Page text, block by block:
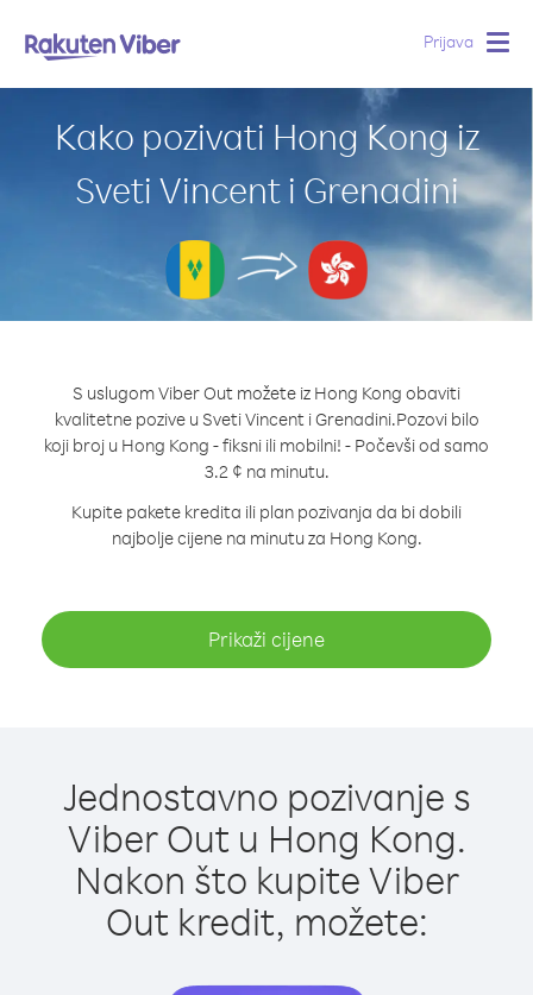
Prijava
Kako pozivati Hong Kong iz
Sveti Vincent i Grenadini
S uslugom Viber Out možete iz Hong Kong obaviti
kvalitetne pozive u Sveti Vincent i Grenadini.Pozovi bilo
koji broj u Hong Kong - fiksni ili mobilni! - Počevši od samo
3.2 ¢ na minutu.
Kupite pakete kredita ili plan pozivanja da bi dobili
najbolje cijene na minutu za Hong Kong.
Prikaži cijene
Jednostavno pozivanje s
Viber Out u Hong Kong.
Nakon što kupite Viber
Out kredit, možete: